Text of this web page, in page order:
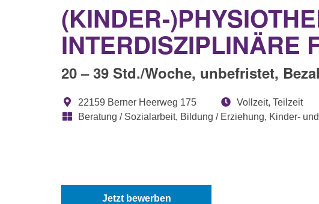
(KINDER-
INTERDISZIPLINÄRE
20 – 39 Std./Woche, unbefristet,
22159 Berner Heerweg 175
Vollzeit, Teilzeit
Beratung / Sozialarbeit, Bildung / Erziehung, Kinder-
Jetzt bewerben